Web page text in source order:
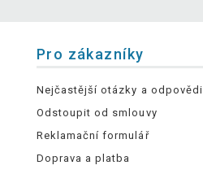
Pro zákazníky
Nejčastější otázky a odpovědi
Odstoupit od smlouvy
Reklamační formulář
Doprava a platba